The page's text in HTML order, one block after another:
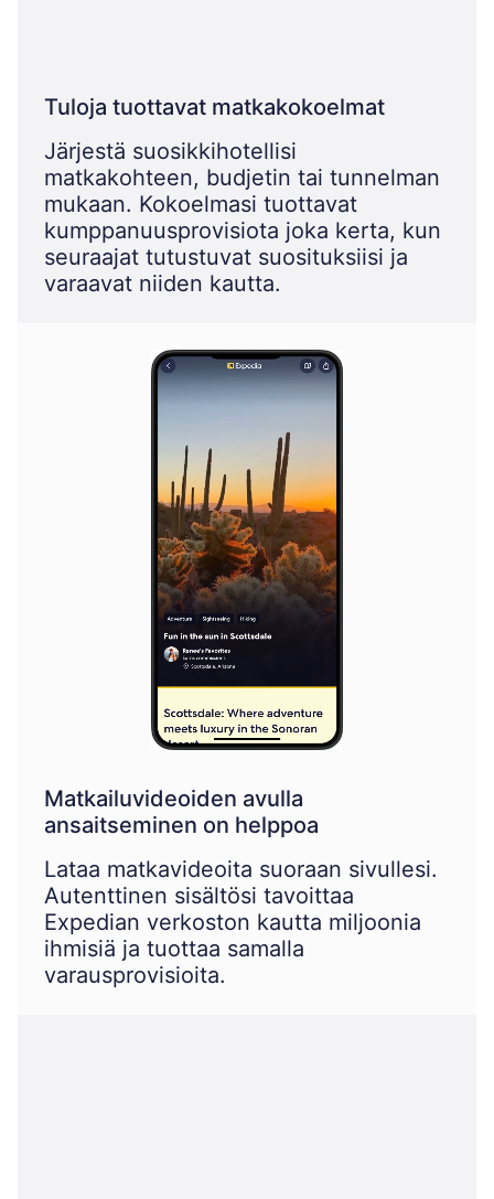
Tuloja tuottavat matkakokoelmat
Järjestä suosikkihotellisi
matkakohteen, budjetin tai tunnelman
mukaan. Kokoelmasi tuottavat
kumppanuusprovisiota joka kerta, kun
seuraajat tutustuvat suosituksiisi ja
varaavat niiden kautta.
Matkailuvideoiden avulla
ansaitseminen on helppoa
Lataa matkavideoita suoraan sivullesi.
Autenttinen sisältösi tavoittaa
Expedian verkoston kautta miljoonia
ihmisiä ja tuottaa samalla
varausprovisioita.